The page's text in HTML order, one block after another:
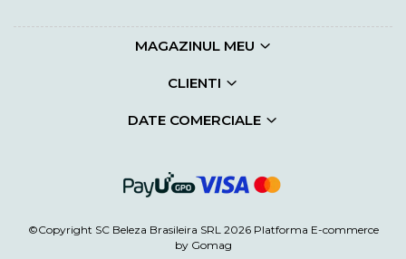
MAGAZINUL MEU
CLIENTI
DATE COMERCIALE
©Copyright SC Beleza Brasileira SRL 2026 Platforma E-commerce
by Gomag